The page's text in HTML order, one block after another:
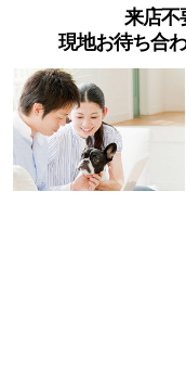
来店不
現地お待ち合